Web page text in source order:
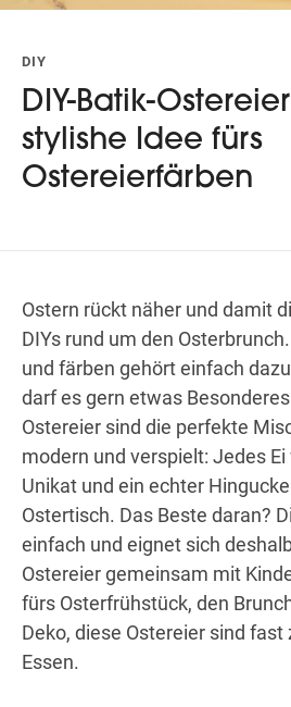
DIY
DIY-Batik-
stylishe Idee fürs
Ostereierfärben
Ostern rückt näher und damit
DIYs rund um den
und färben gehört einfach
darf es gern etwas
Ostereier sind die perfekte
modern und verspielt: Jedes
Unikat und ein echter
Ostertisch. Das Beste daran?
einfach und eignet sich
Ostereier gemeinsam mit
fürs Osterfrühstück, den
Deko, diese Ostereier sind fast
Essen.